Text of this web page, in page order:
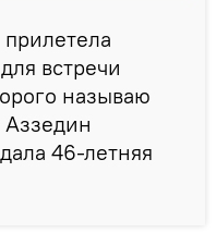
встречи
называю
46-летняя